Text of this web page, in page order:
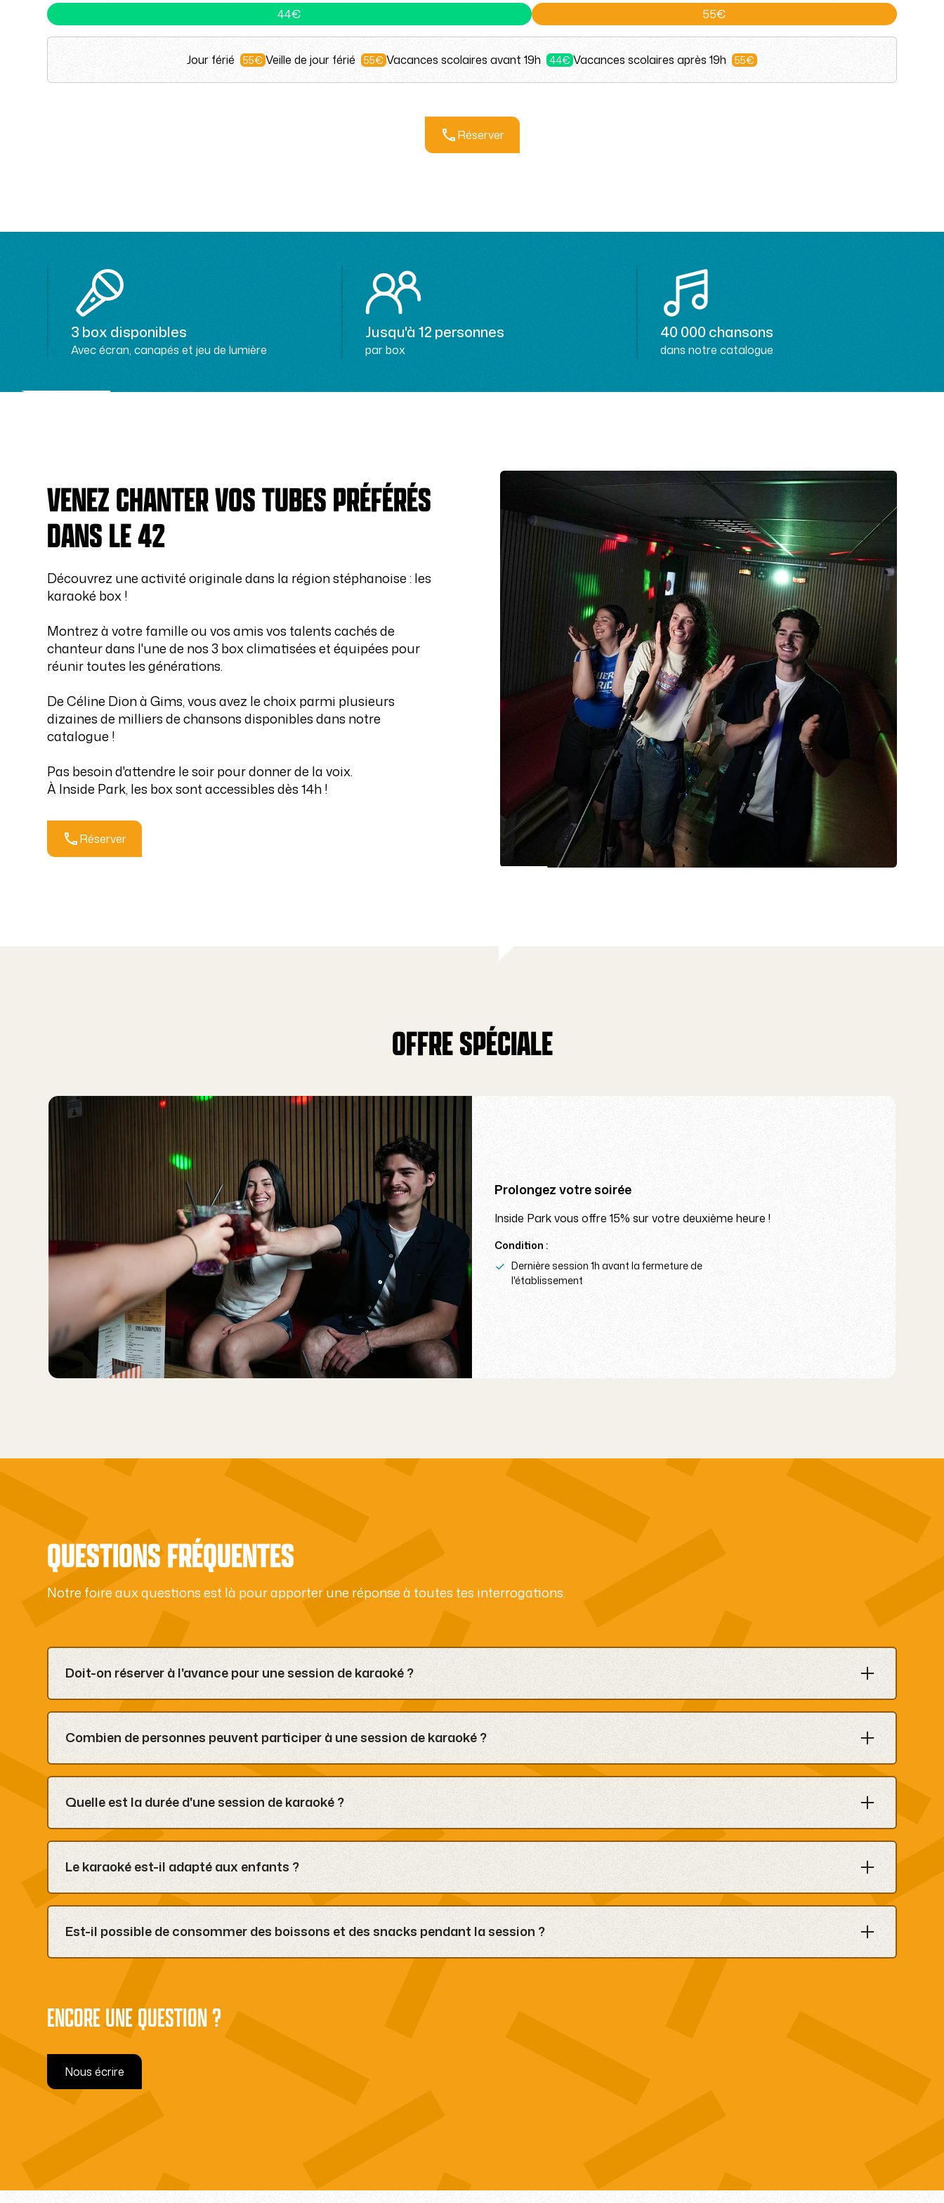
44€
55€
Jour férié 55€ Veille de jour férié 55€ Vacances scolaires avant 19h 44€ Vacances scolaires après 19h 55€
Réserver
3 box disponibles
Avec écran, canapés et jeu de lumière
Jusqu'à 12 personnes
par box
40 000 chansons
dans notre catalogue
VENEZ CHANTER VOS TUBES PRÉFÉRÉS
DANS LE 42
Découvrez une activité originale dans la région stéphanoise : les
karaoké box !
Montrez à votre famille ou vos amis vos talents cachés de
chanteur dans l'une de nos 3 box climatisées et équipées pour
réunir toutes les générations.
De Céline Dion à Gims, vous avez le choix parmi plusieurs
dizaines de milliers de chansons disponibles dans notre
catalogue !
Pas besoin d'attendre le soir pour donner de la voix.
À Inside Park, les box sont accessibles dès 14h !
Réserver
OFFRE SPÉCIALE
Prolongez votre soirée
Inside Park vous offre 15% sur votre deuxième heure !
Condition :
Dernière session 1h avant la fermeture de
l'établissement
QUESTIONS FRÉQUENTES
Notre foire aux questions est là pour apporter une réponse à toutes tes interrogations.
Doit-on réserver à l'avance pour une session de karaoké ?
Combien de personnes peuvent participer à une session de karaoké ?
Quelle est la durée d'une session de karaoké ?
Le karaoké est-il adapté aux enfants ?
Est-il possible de consommer des boissons et des snacks pendant la session ?
ENCORE UNE QUESTION ?
Nous écrire